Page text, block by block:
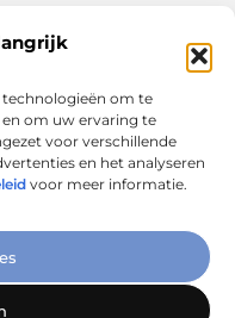
technologieën om te
om uw ervaring te
voor verschillende
en het analyseren
voor meer informatie.
Inzichten